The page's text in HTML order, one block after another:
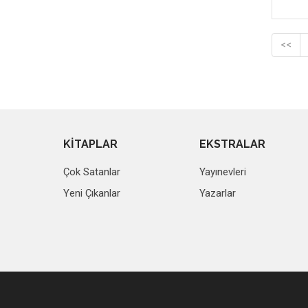
<<
KİTAPLAR
Çok Satanlar
Yeni Çıkanlar
EKSTRALAR
Yayınevleri
Yazarlar